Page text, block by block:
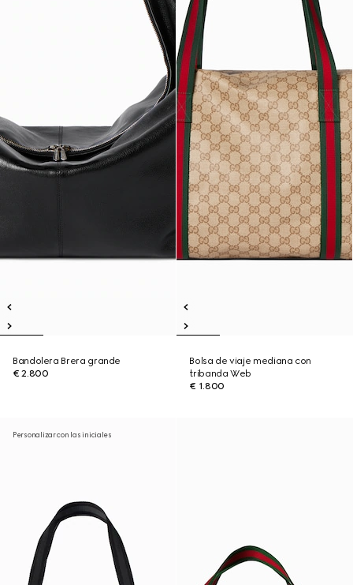
Bandolera Brera grande
€ 2.800
Bolsa de viaje mediana con
tribanda Web
€ 1.800
Personalizar con las iniciales